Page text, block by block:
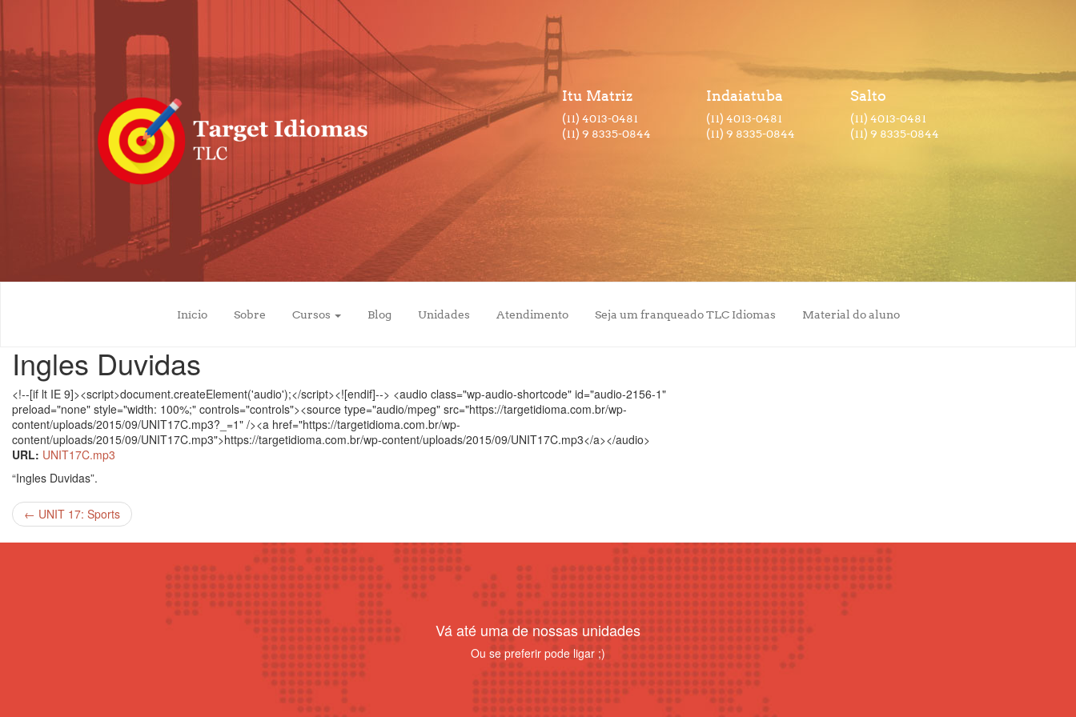
Itu Matriz
(11) 4013-0481
(11) 9 8335-0844
Indaiatuba
(11) 4013-0481
(11) 9 8335-0844
Salto
(11) 4013-0481
(11) 9 8335-0844
Início Sobre Cursos Blog Unidades Atendimento Seja um franqueado TLC Idiomas Material do aluno
Ingles Duvidas
<!--[if lt IE 9]><script>document.createElement('audio');</script><![endif]--> <audio class="wp-audio-shortcode" id="audio-2156-1"
preload="none" style="width: 100%;" controls="controls"><source type="audio/mpeg" src="https://targetidioma.com.br/wp-
content/uploads/2015/09/UNIT17C.mp3?_=1" /><a href="https://targetidioma.com.br/wp-
content/uploads/2015/09/UNIT17C.mp3">https://targetidioma.com.br/wp-content/uploads/2015/09/UNIT17C.mp3</a></audio>
URL: UNIT17C.mp3
“Ingles Duvidas”.
← UNIT 17: Sports
Vá até uma de nossas unidades
Ou se preferir pode ligar ;)